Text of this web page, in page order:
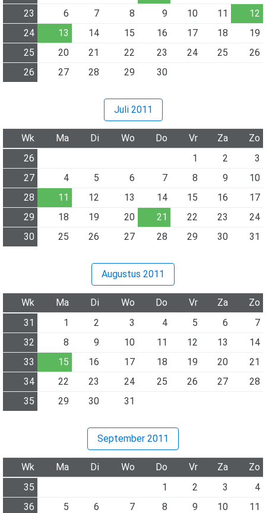
23
6 7 8 9 10 11
12
24
13 14 15 16 17 18
19
25
20 21 22 23 24 25
26
26
27 28 29 30
Juli 2011
Wk Ma Di Wo Do Vr Za
Zo
26
1 2
3
27
4 5 6 7 8 9
10
28
11 12 13 14 15 16
17
29
18 19 20 21 22 23
24
30
25 26 27 28 29 30 31
Augustus 2011
Wk Ma Di Wo Do Vr Za
Zo
31
1 2 3 4 5 6
7
32
8 9 10 11 12 13
14
33
15 16 17 18 19 20
21
34
22 23 24 25 26 27
28
35
29 30 31
September 2011
Wk Ma Di Wo Do Vr Za
Zo
35
1 2 3
4
36
5 6 7 8 9 10
11